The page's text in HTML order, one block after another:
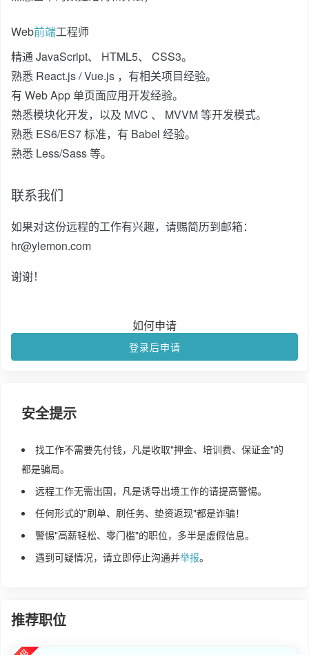
Web前端工程师
精通 JavaScript、 HTML5、 CSS3。
熟悉 React.js / Vue.js ，有相关项目经验。
有 Web App 单页面应用开发经验。
熟悉模块化开发，以及 MVC 、 MVVM 等开发模式。
熟悉 ES6/ES7 标准，有 Babel 经验。
熟悉 Less/Sass 等。
联系我们
如果对这份远程的工作有兴趣，请赐简历到邮箱：
hr@ylemon.com
谢谢！
如何申请
登录后申请
安全提示
找工作不需要先付钱，凡是收取"押金、培训费、保证金"的
都是骗局。
远程工作无需出国，凡是诱导出境工作的请提高警惕。
任何形式的"刷单、刷任务、垫资返现"都是诈骗！
警惕"高薪轻松、零门槛"的职位，多半是虚假信息。
遇到可疑情况，请立即停止沟通并举报。
推荐职位